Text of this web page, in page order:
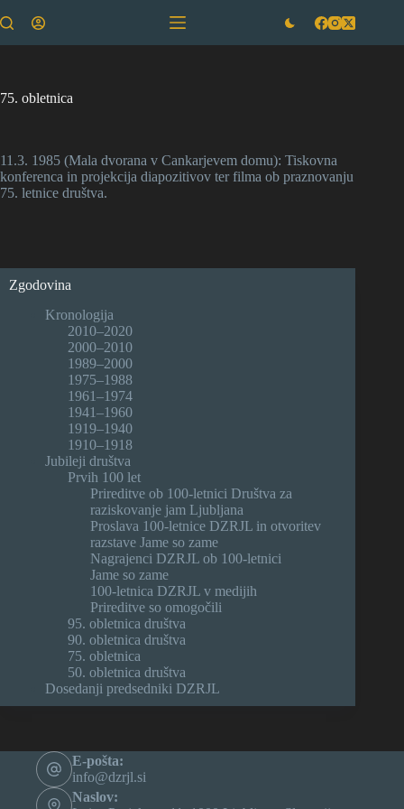
to
75. obletnica
11.3. 1985 (Mala dvorana v Cankarjevem domu): Tiskovna
konferenca in projekcija diapozitivov ter filma ob praznovanju
75. letnice društva.
Zgodovina
Kronologija
2010–2020
2000–2010
1989–2000
1975–1988
1961–1974
1941–1960
1919–1940
1910–1918
Jubileji društva
Prvih 100 let
Prireditve ob 100-letnici Društva za
raziskovanje jam Ljubljana
Proslava 100-letnice DZRJL in otvoritev
razstave Jame so zame
Nagrajenci DZRJL ob 100-letnici
Jame so zame
100-letnica DZRJL v medijih
Prireditve so omogočili
95. obletnica društva
90. obletnica društva
75. obletnica
50. obletnica društva
Dosedanji predsedniki DZRJL
E-pošta:
info@dzrjl.si
Naslov: